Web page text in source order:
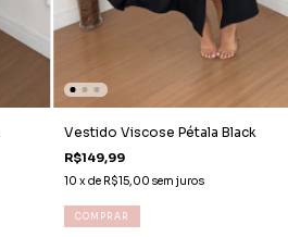
Vestido Viscose Pétala Black
R$149,99
10 x de R$15,00 sem juros
COMPRAR